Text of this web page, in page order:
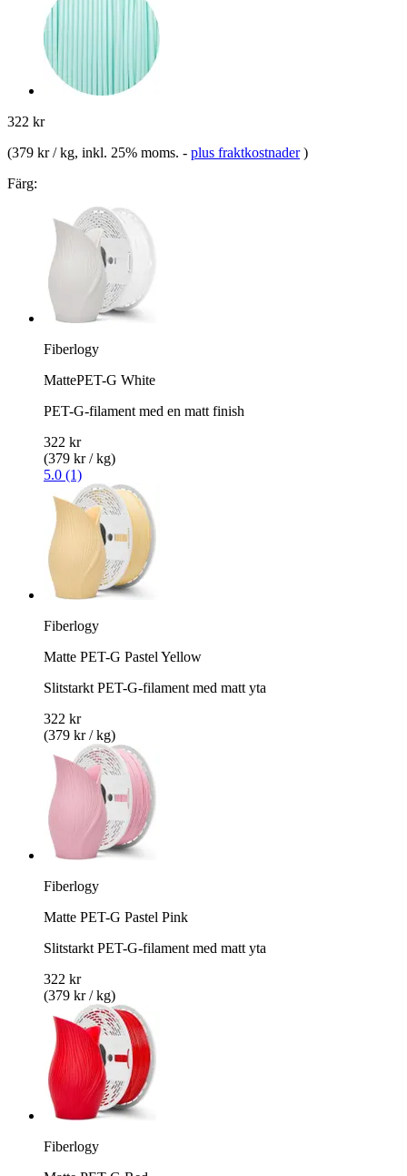
322 kr
(379 kr / kg, inkl. 25% moms. - plus fraktkostnader )
Färg:
Fiberlogy
MattePET-G White
PET-G-filament med en matt finish
322 kr
(379 kr / kg)
5.0 (1)
Fiberlogy
Matte PET-G Pastel Yellow
Slitstarkt PET-G-filament med matt yta
322 kr
(379 kr / kg)
Fiberlogy
Matte PET-G Pastel Pink
Slitstarkt PET-G-filament med matt yta
322 kr
(379 kr / kg)
Fiberlogy